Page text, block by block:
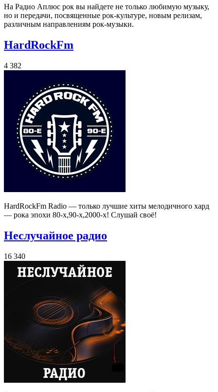
На Радио Аплюс рок вы найдете не только любимую музыку,
но и передачи, посвященные рок-культуре, новым релизам,
различным направлениям рок-музыки.
HardRockFm
4 382
HardRockFm Radio — только лучшие хиты мелодичного хард
— рока эпохи 80-х,90-х,2000-х! Слушай своё!
Неслучайное радио
16 340